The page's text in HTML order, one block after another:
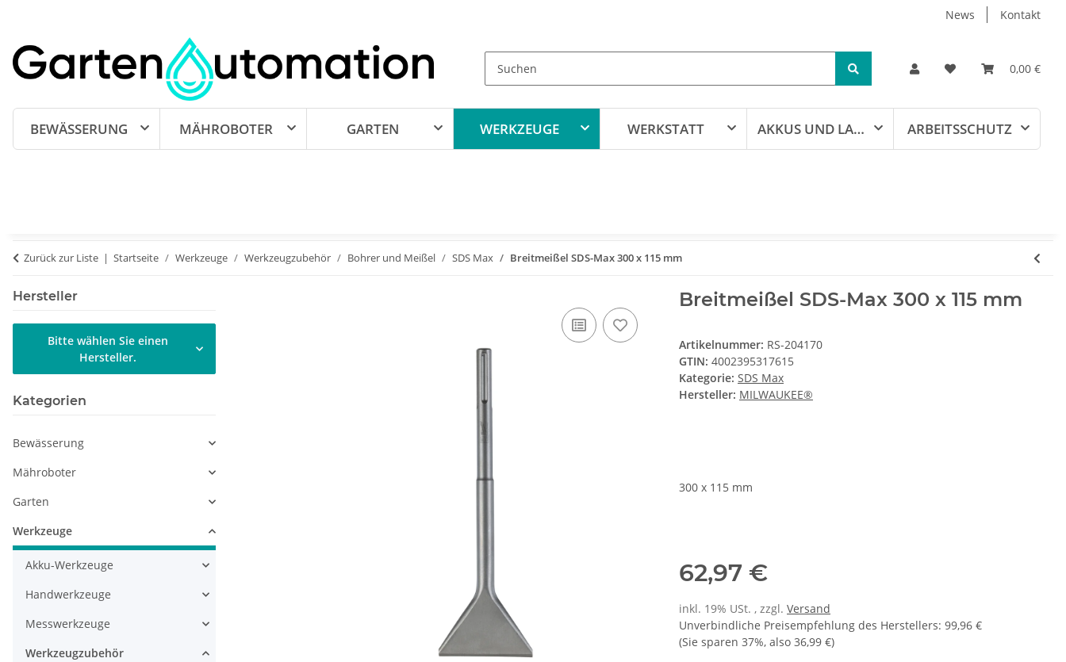
News Kontakt
0,00 €
BEWÄSSERUNG MÄHROBOTER GARTEN WERKZEUGE WERKSTATT AKKUS UND LADEGERÄTE ARBEITSSCHUTZ
Zurück zur Liste Startseite Werkzeuge Werkzeugzubehör Bohrer und Meißel SDS Max Breitmeißel SDS-Max 300 x 115 mm
Breitmeißel SDS-Max 300 x 115 mm
Artikelnummer: RS-204170
GTIN: 4002395317615
Kategorie: SDS Max
Hersteller: MILWAUKEE®
300 x 115 mm
62,97 €
inkl. 19% USt. , zzgl. Versand
Unverbindliche Preisempfehlung des Herstellers: 99,96 €
(Sie sparen 37%, also 36,99 €)
Hersteller
Bitte wählen Sie einen
Hersteller.
Kategorien
Bewässerung
Mähroboter
Garten
Werkzeuge
Akku-Werkzeuge
Handwerkzeuge
Messwerkzeuge
Werkzeugzubehör